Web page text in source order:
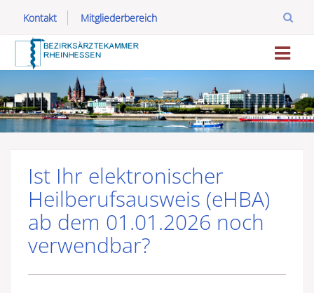
Kontakt Mitgliederbereich
Ist Ihr elektronischer
Heilberufsausweis (eHBA)
ab dem 01.01.2026 noch
verwendbar?